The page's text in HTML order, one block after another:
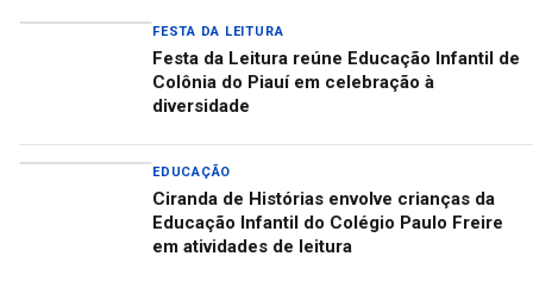
FESTA DA LEITURA
Festa da Leitura reúne Educação Infantil de
Colônia do Piauí em celebração à
diversidade
EDUCAÇÃO
Ciranda de Histórias envolve crianças da
Educação Infantil do Colégio Paulo Freire
em atividades de leitura